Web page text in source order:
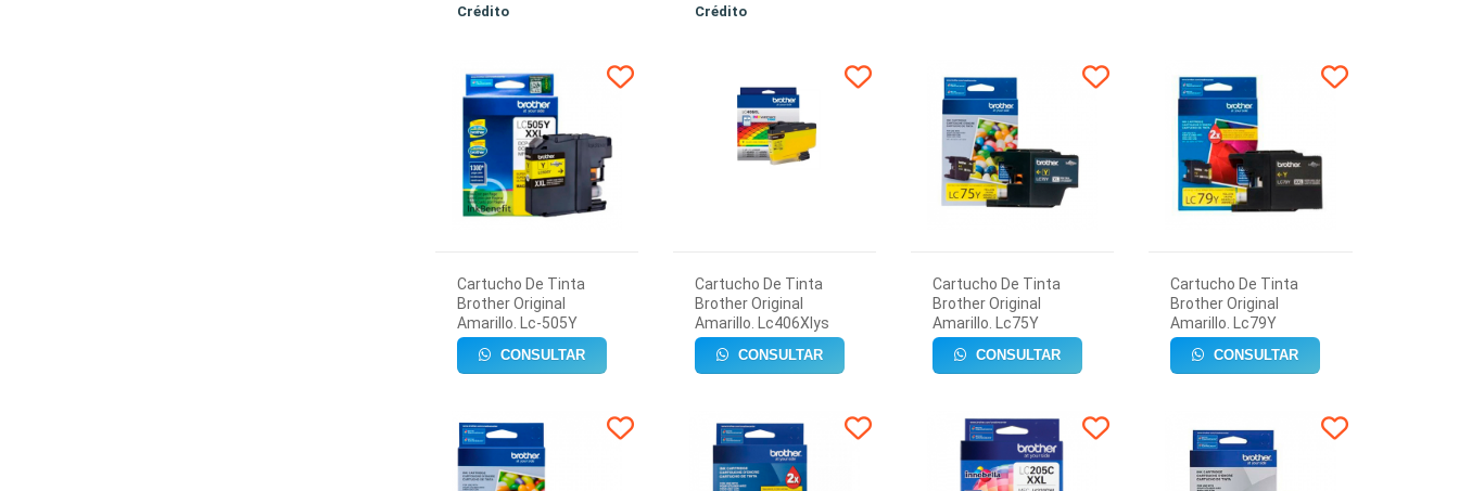
Crédito
Crédito
Cartucho De Tinta
Brother Original
Amarillo. Lc-505Y
CONSULTAR
Cartucho De Tinta
Brother Original
Amarillo. Lc406Xlys
CONSULTAR
Cartucho De Tinta
Brother Original
Amarillo. Lc75Y
CONSULTAR
Cartucho De Tinta
Brother Original
Amarillo. Lc79Y
CONSULTAR